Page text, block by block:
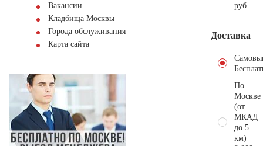
Вакансии
Кладбища Москвы
Города обслуживания
Карта сайта
руб.
Доставка
По
Москве
(от
МКАД
до 5
км)